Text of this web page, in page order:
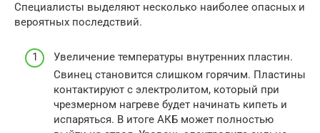
Специалисты выделяют несколько наиболее опасных и
вероятных последствий.
Увеличение температуры внутренних пластин.
Свинец становится слишком горячим. Пластины
контактируют с электролитом, который при
чрезмерном нагреве будет начинать кипеть и
испаряться. В итоге АКБ может полностью